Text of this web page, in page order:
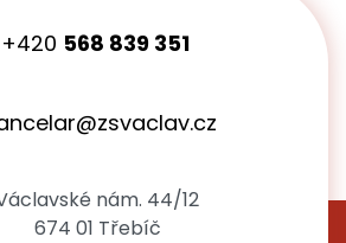
+420 568 839 351
nám. 44/12
674 01 Třebíč